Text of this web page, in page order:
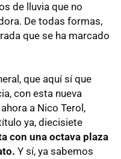
de lluvia que no
De todas formas,
que se ha marcado
que aquí sí que
con esta nueva
a Nico Terol,
ya, diecisiete
con una octava plaza
Y sí, ya sabemos